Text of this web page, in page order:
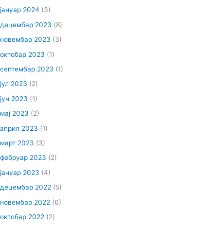
јануар 2024 (3)
децембар 2023 (8)
новембар 2023 (3)
октобар 2023 (1)
септембар 2023 (1)
јул 2023 (2)
јун 2023 (1)
мај 2023 (2)
април 2023 (1)
март 2023 (3)
фебруар 2023 (2)
јануар 2023 (4)
децембар 2022 (5)
новембар 2022 (6)
октобар 2022 (2)